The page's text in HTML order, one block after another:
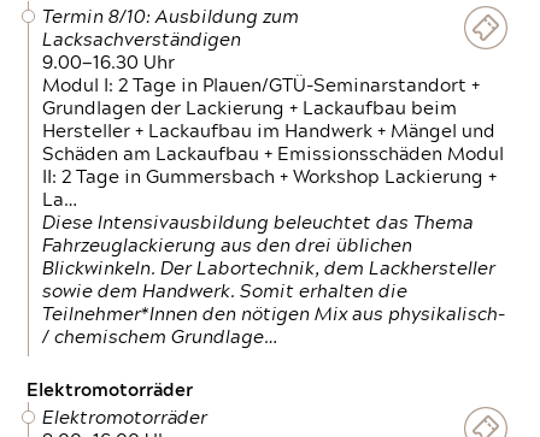
Termin 8/10: Ausbildung zum
Lacksachverständigen
9.00—16.30 Uhr
Modul I: 2 Tage in Plauen/GTÜ-Seminarstandort +
Grundlagen der Lackierung + Lackaufbau beim
Hersteller + Lackaufbau im Handwerk + Mängel und
Schäden am Lackaufbau + Emissionsschäden Modul
II: 2 Tage in Gummersbach + Workshop Lackierung +
La…
Diese Intensivausbildung beleuchtet das Thema
Fahrzeuglackierung aus den drei üblichen
Blickwinkeln. Der Labortechnik, dem Lackhersteller
sowie dem Handwerk. Somit erhalten die
Teilnehmer*Innen den nötigen Mix aus physikalisch-
/ chemischem Grundlage…
Elektromotorräder
Elektromotorräder